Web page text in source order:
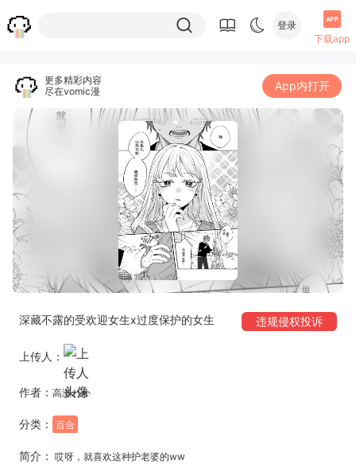
登录
下载app
更多精彩内容
尽在vomic漫
App内打开
深藏不露的受欢迎女生x过度保护的女生 违规侵权投诉
上传人：
作者： 高瀬わか
分类： 百合
简介： 哎呀，就喜欢这种护老婆的ww